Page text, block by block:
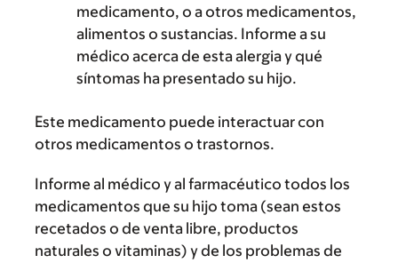
medicamento, o a otros medicamentos,
alimentos o sustancias. Informe a su
médico acerca de esta alergia y qué
síntomas ha presentado su hijo.
Este medicamento puede interactuar con
otros medicamentos o trastornos.
Informe al médico y al farmacéutico todos los
medicamentos que su hijo toma (sean estos
recetados o de venta libre, productos
naturales o vitaminas) y de los problemas de